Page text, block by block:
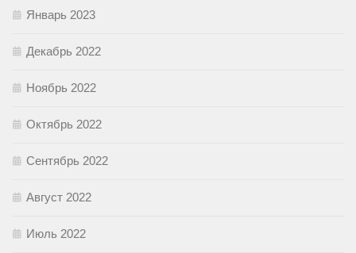
Январь 2023
Декабрь 2022
Ноябрь 2022
Октябрь 2022
Сентябрь 2022
Август 2022
Июль 2022